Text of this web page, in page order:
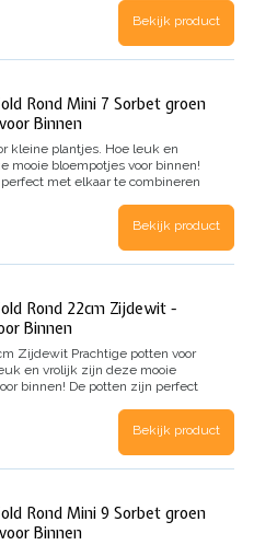
kwaliteit pot die het interieur
van kleur en groen. Extra mooi
wijze waarop deze pot is
geproduceert op
wijze, als gemaakt van 100%
20 cm Volume: 6,2 liter Inhoud: 1
Bekijk product
Rond Mini 7 Sorbet groen
Binnen
kleine plantjes. Hoe leuk en
mooie bloempotjes voor binnen!
met elkaar te combineren
jarenlang voorzien van kleur en
is natuurlijk de wijze waarop
Zowel geproduceert
wijze, als gemaakt van
materiaal.
Bekijk product
Rond 22cm Zijdewit -
Binnen
Zijdewit Prachtige potten voor
en vrolijk zijn deze mooie
binnen! De potten zijn perfect
kwaliteit pot die het interieur
van kleur en groen. Extra mooi
wijze waarop deze pot is
geproduceert op
wijze, als gemaakt van 100%
6,2 liter Inhoud: 1 stuk
Bekijk product
Rond Mini 9 Sorbet groen
Binnen